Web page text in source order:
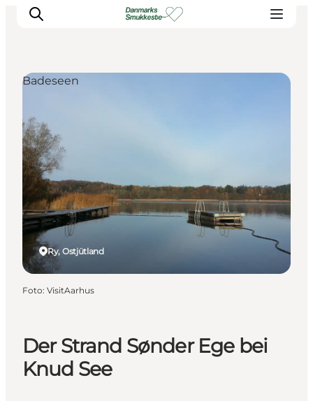
Erleben Sie die Natur
Entdecken Sie die Städte
Reiseplanung
Der Strand Sønder Ege bei
Knud See
Ry, Ostjütland
Badeseen
Foto: VisitAarhus